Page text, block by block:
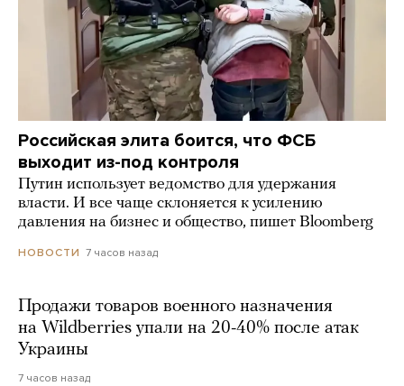
Российская элита боится, что ФСБ
выходит из-под контроля
Путин использует ведомство для удержания
власти. И все чаще склоняется к усилению
давления на бизнес и общество, пишет Bloomberg
НОВОСТИ 7 часов назад
Продажи товаров военного назначения
на Wildberries упали на 20-40% после атак
Украины
7 часов назад